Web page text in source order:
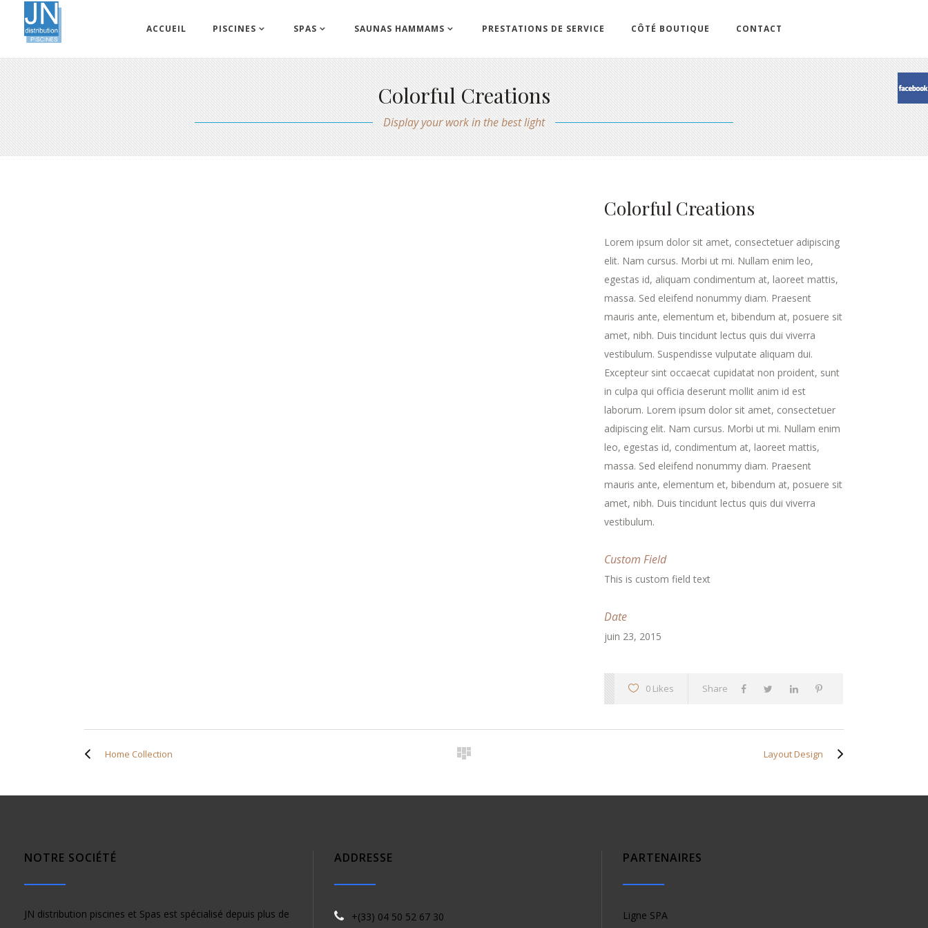
ACCUEIL PISCINES SPAS SAUNAS HAMMAMS PRESTATIONS DE SERVICE CÔTÉ BOUTIQUE CONTACT
Colorful Creations
Display your work in the best light
Colorful Creations
Lorem ipsum dolor sit amet, consectetuer adipiscing
elit. Nam cursus. Morbi ut mi. Nullam enim leo,
egestas id, aliquam condimentum at, laoreet mattis,
massa. Sed eleifend nonummy diam. Praesent
mauris ante, elementum et, bibendum at, posuere sit
amet, nibh. Duis tincidunt lectus quis dui viverra
vestibulum. Suspendisse vulputate aliquam dui.
Excepteur sint occaecat cupidatat non proident, sunt
in culpa qui officia deserunt mollit anim id est
laborum. Lorem ipsum dolor sit amet, consectetuer
adipiscing elit. Nam cursus. Morbi ut mi. Nullam enim
leo, egestas id, condimentum at, laoreet mattis,
massa. Sed eleifend nonummy diam. Praesent
mauris ante, elementum et, bibendum at, posuere sit
amet, nibh. Duis tincidunt lectus quis dui viverra
vestibulum.
Custom Field
This is custom field text
Date
juin 23, 2015
0 Likes Share
Home Collection Layout Design
NOTRE SOCIÉTÉ
JN distribution piscines et Spas est spécialisé depuis plus de
ADDRESSE
+(33) 04 50 52 67 30
PARTENAIRES
Ligne SPA